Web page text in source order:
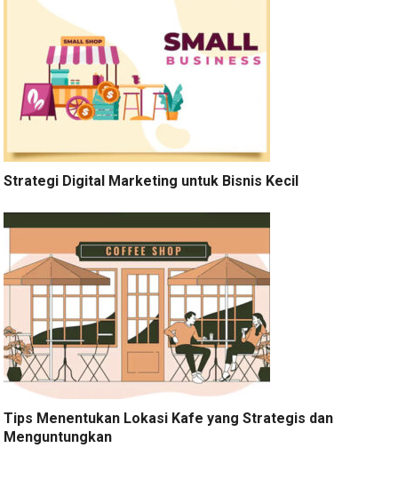
Strategi Digital Marketing untuk Bisnis Kecil
Tips Menentukan Lokasi Kafe yang Strategis dan
Menguntungkan